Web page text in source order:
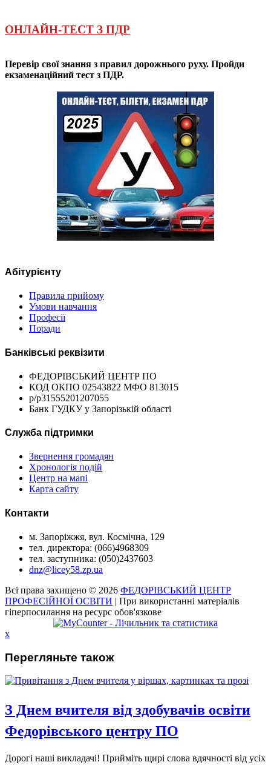
ОНЛАЙН-ТЕСТ З ПДР
Перевір свої знання з правил дорожнього руху. Пройди
екзаменаційний тест з ПДР.
Абітурієнту
Правила прийому
Умови навчання
Професії
Поради
Банківські реквізити
ФЕДОРІВСЬКИЙ ЦЕНТР ПО
КОД ОКПО 02543822 МФО 813015
р/р31555201207055
Банк ГУДКУ у Запорізькій області
Служба підтримки
Звернення громадян
Хронологія подій
Центр на мапі
Карта сайту
Контакти
м. Запоріжжя, вул. Космічна, 129
тел. директора: (066)4968309
тел. заступника: (050)2437603
dnz@licey58.zp.ua
Всі права захищено © 2026 ФЕДОРІВСЬКИЙ ЦЕНТР
ПРОФЕСІЙНОЇ ОСВІТИ | При використанні матеріалів
гіперпосилання на ресурс обов'язкове
x
Перегляньте також
З Днем вчителя від здобувачів освіти
Федорівського центру ПО
Дорогі наші викладачі! Прийміть щирі слова вдячності від усіх